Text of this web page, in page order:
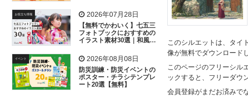
子供 作業員 葉 相談 ピクトグラム
お役立ち情報 2026年07月28日
【無料でかわいく】七五三
フォトブックにおすすめの
イラスト素材30選｜和風の
イベント 2026年08月08日
防災訓練・防災イベントの
ポスター・チラシテンプレ
ート20選【無料】
このシルエットは、タイ
像が無料でダウンロード
このページのフリーシル
ックすると、フリーダウ
会員登録がまだお済みで